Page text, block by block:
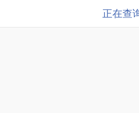
正在查